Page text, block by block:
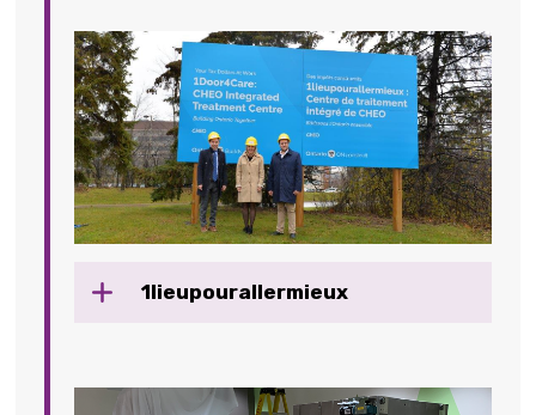
1lieupourallermieux